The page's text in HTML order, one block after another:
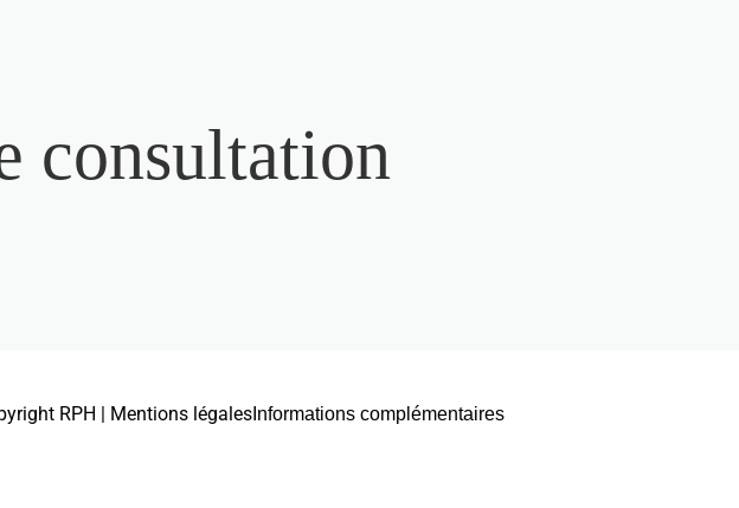
consultation
RPH | Mentions légalesInformations complémentaires